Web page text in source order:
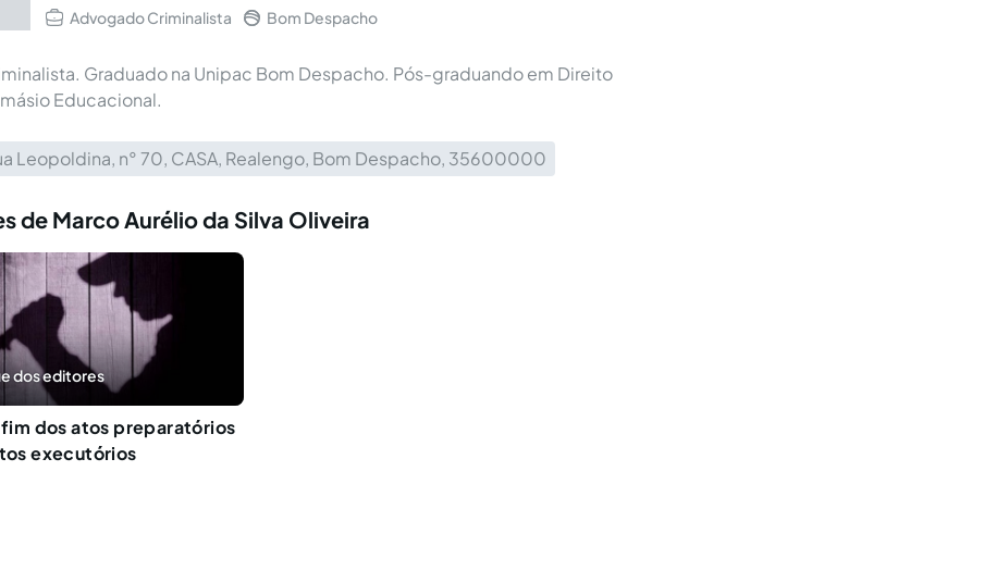
Advogado Criminalista
Bom Despacho
Graduado na Unipac Bom Despacho. Pós-graduando em Direito
Educacional.
Leopoldina, n° 70, CASA, Realengo, Bom Despacho, 35600000
de Marco Aurélio da Silva Oliveira
dos editores
dos atos preparatórios
executórios